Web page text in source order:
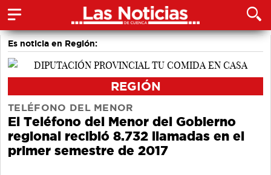
Es noticia en Región:
REGIÓN
TELÉFONO DEL MENOR
El Teléfono del Menor del Gobierno
regional recibió 8.732 llamadas en el
primer semestre de 2017